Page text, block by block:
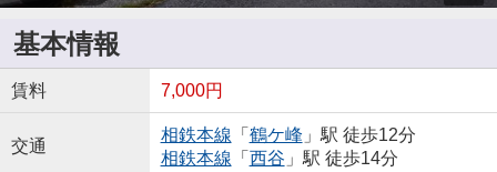
基本情報
賃料 7,000円
交通
相鉄本線 「 鶴ケ峰 」駅 徒歩12分
相鉄本線 「 西谷 」駅 徒歩14分